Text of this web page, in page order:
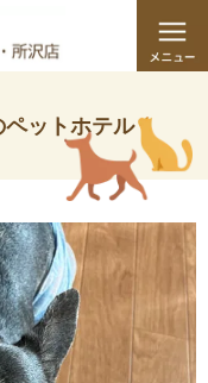
ットホテル